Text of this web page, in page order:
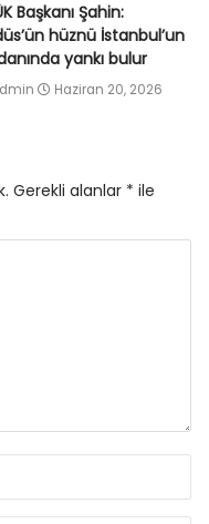
Başkanı Şahin:
hüznü İstanbul’un
yankı bulur
Haziran 20, 2026
Gerekli alanlar * ile